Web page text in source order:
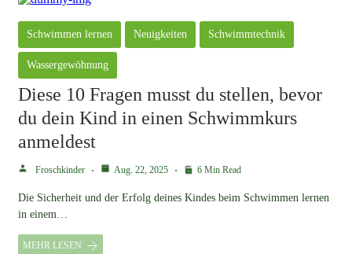
Schwimmen lernen Neuigkeiten Schwimmtechnik
Wassergewöhnung
Diese 10 Fragen musst du stellen, bevor
du dein Kind in einen Schwimmkurs
anmeldest
Froschkinder Aug. 22, 2025 6 Min Read
Die Sicherheit und der Erfolg deines Kindes beim Schwimmen lernen
in einem…
MEHR LESEN